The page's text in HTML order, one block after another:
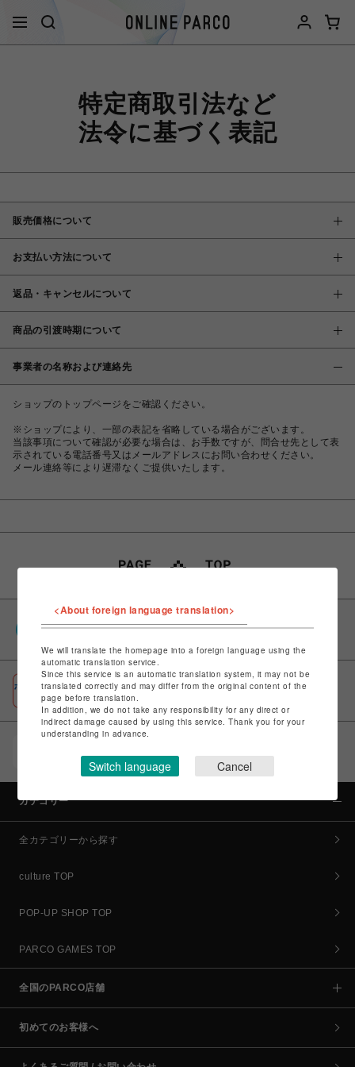
特定商取引法など
法令に基づく表記
販売価格について
お支払い方法について
返品・キャンセルについて
商品の引渡時期について
事業者の名称および連絡先
ショップのトップページをご確認ください。
※ショップにより、一部の表記を省略している場合がございます。
当該事項について確認が必要な場合は、お手数ですが、問合せ先として表
示されている電話番号又はメールアドレスにお問い合わせください。
メール連絡等により遅滞なくご提供いたします。
PARCOポイント
ポケパル払い
初回登録＆お買物で最大1,500円分のPARCOポイント進呈
コイン＆クーポンでPARCOでのお買い物がオトクに
カテゴリー
全カテゴリーから探す
culture TOP
POP-UP SHOP TOP
PARCO GAMES TOP
全国のPARCO店舗
初めてのお客様へ
<About foreign language translation>
We will translate the homepage into a foreign language using the
automatic translation service.
Since this service is an automatic translation system, it may not be
translated correctly and may differ from the original content of the
page before translation.
In addition, we do not take any responsibility for any direct or
indirect damage caused by using this service. Thank you for your
understanding in advance.
Switch language Cancel